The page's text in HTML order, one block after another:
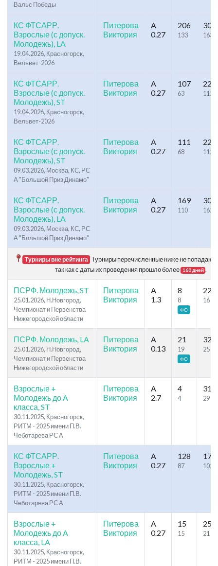
Вальс Победы
КС ФТСАРР.
Взрослые (с допуск.
Молодежь), LA
19.04.2026, Красногорск,
Вельвет-2026
Питерова
Виктория
A
0.27
206
133
306
163
КС ФТСАРР.
Взрослые (с допуск.
Молодежь), ST
19.04.2026, Красногорск,
Вельвет-2026
Питерова
Виктория
A
0.27
107
63
220
112
КС ФТСАРР.
Взрослые (с допуск.
Молодежь), ST
09.03.2026, Москва, КС, РС
А "Большой Приз Динамо"
Питерова
Виктория
A
0.27
111
68
228
112
КС ФТСАРР.
Взрослые (с допуск.
Молодежь), LA
09.03.2026, Москва, КС, РС
А "Большой Приз Динамо"
Питерова
Виктория
A
0.27
169
110
306
162
Турниры вне рейтинга Турниры перечисленные ниже не попадают
так как с даты их проведения прошло более
160 дней .
ПСРФ. Молодежь, ST
25.01.2026, Н.Новгород,
Чемпионат и Первенства
Нижегородской области
Питерова
Виктория
A
1.3
8
8
ФО
22
16
ПСРФ. Молодежь, LA
25.01.2026, Н.Новгород,
Чемпионат и Первенства
Нижегородской области
Питерова
Виктория
A
0.13
21
19
ФО
32
25
Взрослые +
Молодежь до A
класса, ST
30.11.2025, Красногорск,
РИТМ - 2025 имени П.В.
Чеботарева РС А
Питерова
Виктория
A
2.7
4
4
31
29
КС ФТСАРР.
Взрослые +
Молодежь, ST
30.11.2025, Красногорск,
РИТМ - 2025 имени П.В.
Чеботарева РС А
Питерова
Виктория
A
0.27
128
87
174
102
Взрослые +
Молодежь до A
класса, LA
30.11.2025, Красногорск,
РИТМ - 2025 имени П.В.
Питерова
Виктория
A
0.27
15
15
25
21